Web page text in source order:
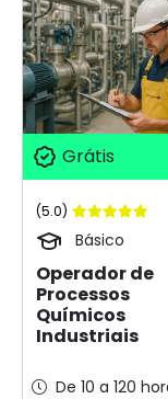
Grátis
(5.0)
Básico
Operador de
Processos
Químicos
Industriais
De 10 a 120